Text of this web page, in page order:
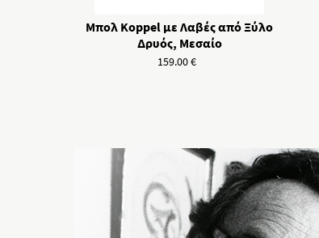
Μπολ Koppel με Λαβές από Ξύλο
Δρυός, Μεσαίο
159.00€